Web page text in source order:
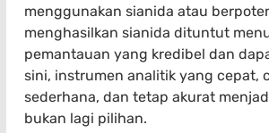
menggunakan sianida atau
menghasilkan sianida dituntut
pemantauan yang kredibel dan
sini, instrumen analitik yang cepat,
sederhana, dan tetap akurat
bukan lagi pilihan.